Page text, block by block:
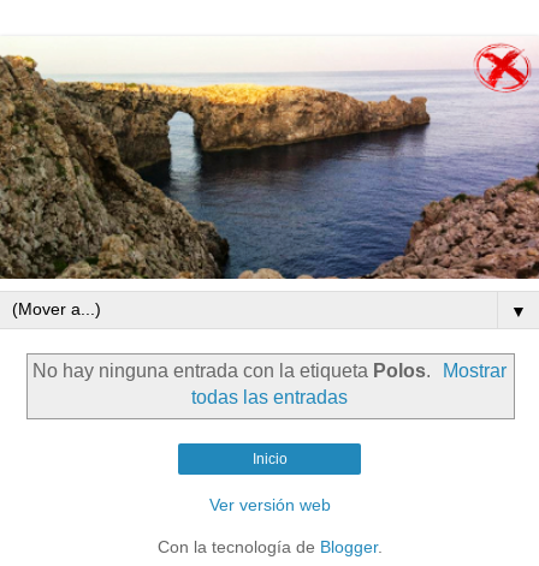
▼
No hay ninguna entrada con la etiqueta Polos.
Mostrar
todas las entradas
Inicio
Ver versión web
Con la tecnología de Blogger.